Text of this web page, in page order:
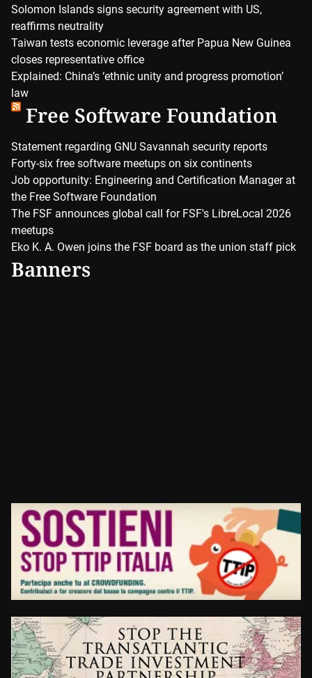
Solomon Islands signs security agreement with US,
reaffirms neutrality
Taiwan tests economic leverage after Papua New Guinea
closes representative office
Explained: China’s ‘ethnic unity and progress promotion’
law
Free Software Foundation
Statement regarding GNU Savannah security reports
Forty-six free software meetups on six continents
Job opportunity: Engineering and Certification Manager at
the Free Software Foundation
The FSF announces global call for FSF's LibreLocal 2026
meetups
Eko K. A. Owen joins the FSF board as the union staff pick
Banners